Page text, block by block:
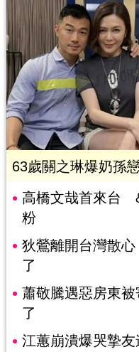
63歲關之琳爆奶孫
高橋文哉首來台
粉
狄鶯離開台灣散
了
蕭敬騰遇惡房東
了
江蕙崩潰爆哭摯